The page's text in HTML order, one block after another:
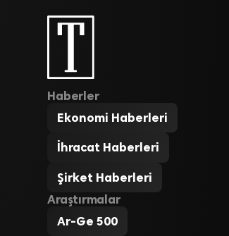
Haberler
Ekonomi Haberleri
İhracat Haberleri
Şirket Haberleri
Araştırmalar
Ar-Ge 500